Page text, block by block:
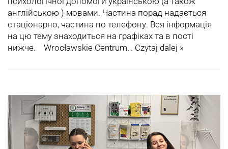
англійською ) мовами. Частина порад надається
стаціонарно, частина по телефону. Вся інформація
на цю тему знаходиться на графіках та в пості
нижче. Wrocławskie Centrum… Czytaj dalej »